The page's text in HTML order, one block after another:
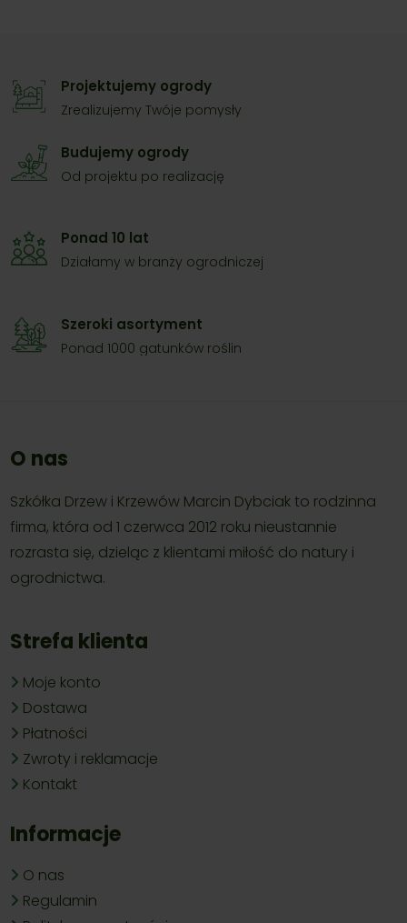
Projektujemy ogrody
Zrealizujemy Twóje pomysły
Budujemy ogrody
Od projektu po realizację
Ponad 10 lat
Działamy w branży ogrodniczej
Szeroki asortyment
Ponad 1000 gatunków roślin
O nas
Szkółka Drzew i Krzewów Marcin Dybciak to rodzinna
firma, która od 1 czerwca 2012 roku nieustannie
rozrasta się, dzieląc z klientami miłość do natury i
ogrodnictwa.
Strefa klienta
Moje konto
Dostawa
Płatności
Zwroty i reklamacje
Kontakt
Informacje
O nas
Regulamin